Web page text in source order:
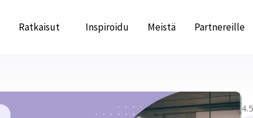
Ratkaisut Inspiroidu Meistä Partnereille